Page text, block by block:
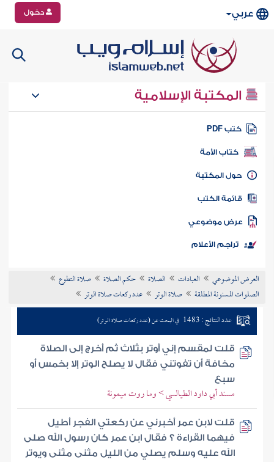
عربي دخول
المكتبة الإسلامية
كتب PDF
كتاب الأمة
المكتبة
الكتب
موضوعي
تراجم الأعلام
العرض الموضوعي العبادات الصلاة حكم الصلاة
صلاة التطوع
الصلوات المسنونة المطلقة
صلاة الوتر عدد ركعات صلاة الوتر
عدد النتائج : 1483 في البحث عن (عدد ركعات صلاة الوتر)
قلت لمقسم إني أوتر بثلاث ثم أخرج إلى الصلاة
مخافة أن تفوتني فقال لا يصلح الوتر إلا بخمس أو
سبع
مسند أبي داود الطيالسي > وما روت ميمونة
قلت لابن عمر أخبرني عن ركعتي الفجر أطيل
فيهما القراءة ؟ فقال ابن عمر كان رسول الله صلى
الله عليه وسلم يصلي من الليل مثنى مثنى ويوتر